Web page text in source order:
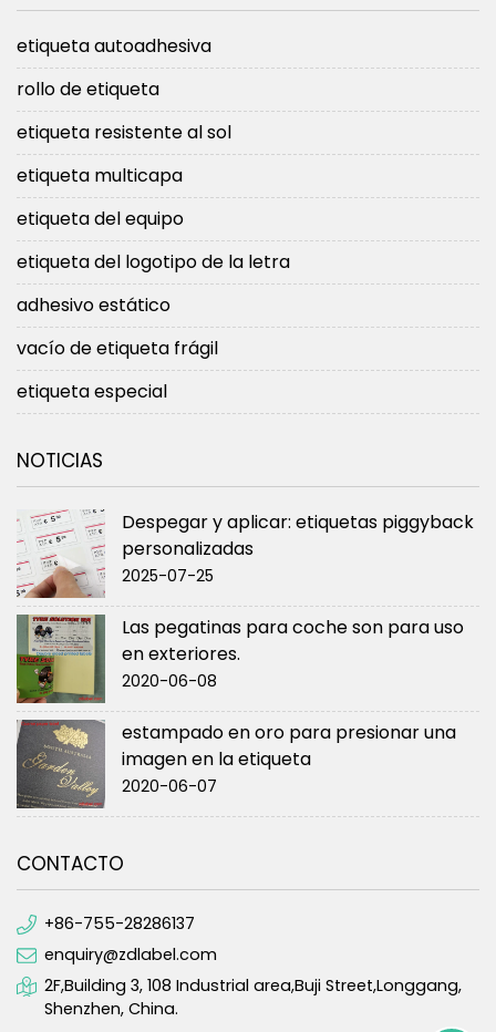
etiqueta autoadhesiva
rollo de etiqueta
etiqueta resistente al sol
etiqueta multicapa
etiqueta del equipo
etiqueta del logotipo de la letra
adhesivo estático
vacío de etiqueta frágil
etiqueta especial
NOTICIAS
Despegar y aplicar: etiquetas piggyback
personalizadas
2025-07-25
Las pegatinas para coche son para uso
en exteriores.
2020-06-08
estampado en oro para presionar una
imagen en la etiqueta
2020-06-07
CONTACTO
+86-755-28286137
enquiry@zdlabel.com
2F,Building 3, 108 Industrial area,Buji Street,Longgang,
Shenzhen, China.